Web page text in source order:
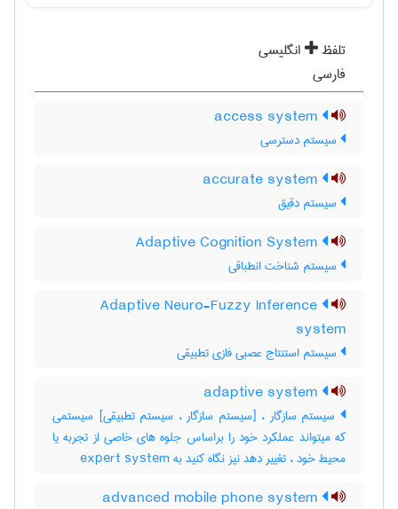
تلفظ
انگلیسی
فارسی
سیستم دسترسی
سیستم دقیق
سیستم شناخت انطباقی
Adaptive Neuro-Fuzzy Inference
system
سیستم استنتاج عصبی فازی تطبیقی
سیستم سازگار ، [سیستم سازگار ، سیستم تطبیقی] سیستمی
که میتواند عملکرد خود را براساس جلوه های خاصی از تجربه یا
محیط خود ، تغییر دهد نیز نگاه کنید به ‎ expert system